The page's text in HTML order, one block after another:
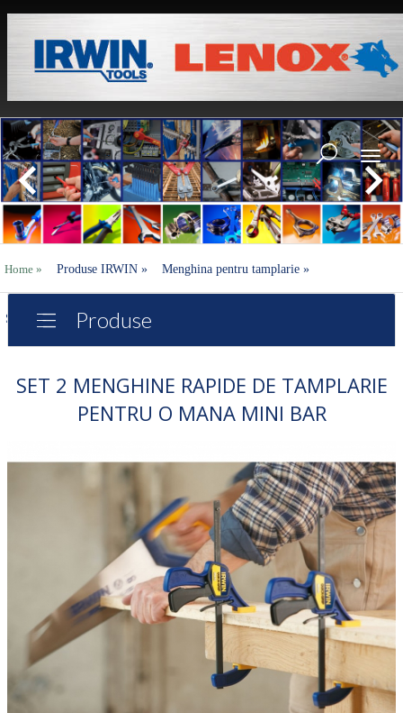
Home » Produse IRWIN » Menghina pentru tamplarie »
Set 2 menghine rapide de tamplarie pentru o mana Mini Bar
Produse
SET 2 MENGHINE RAPIDE DE TAMPLARIE
PENTRU O MANA MINI BAR